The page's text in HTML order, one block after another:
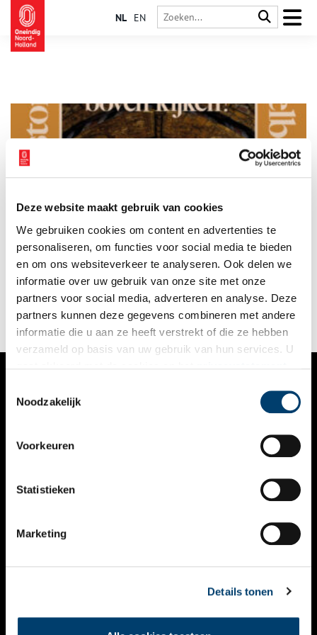
Deze website maakt gebruik van cookies
We gebruiken cookies om content en advertenties te
personaliseren, om functies voor social media te bieden
en om ons websiteverkeer te analyseren. Ook delen we
informatie over uw gebruik van onze site met onze
partners voor social media, adverteren en analyse. Deze
partners kunnen deze gegevens combineren met andere
informatie die u aan ze heeft verstrekt of die ze hebben
verzameld op basis van uw gebruik van hun services. U
Noodzakelijk
Voorkeuren
Statistieken
Marketing
Details tonen
NL EN
Grote Kerk Naarden herbergt een unieke kunstschat: het
beschilderde tongewelf uit 1518. Om de Sixtijnse Kapel van
het Noorden te behouden wordt het tongewelf vanaf
september 2024 gerestaureerd. Tijdens de restauratie doet de
unieke kans zich voor om oog in oog te staan met de
schilderingen. Met een trap ‘bestorm’ de de geschilderde hemel
van Grote Kerk Naarden. Grijp nu dus nog je kans om dit
unieke kunstwerk van dichtbij te bekijken!
1 min
VERHALEN
KALENDER
THEMA’S
VIDEO’S
CONTACT